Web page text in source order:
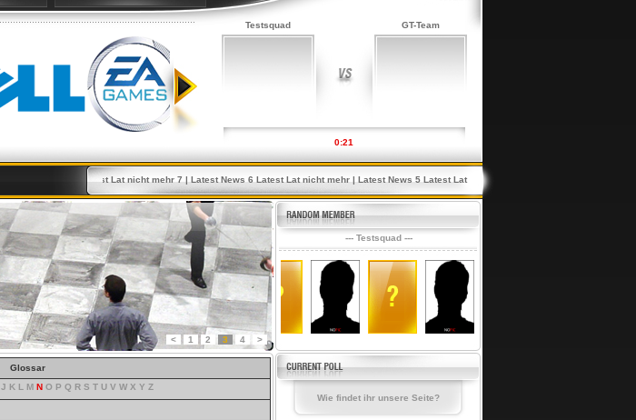
Testsquad GT-Team
0:21
Latest News 7 Latest Lat nicht mehr 7|Latest News 6 Latest Lat nicht mehr|Latest News 5 Latest Lat nicht mehr
< 1 2 3 4 >
Glossar
J K L M N O P Q R S T U V W X Y Z
--- Testsquad ---
Wie findet ihr unsere Seite?